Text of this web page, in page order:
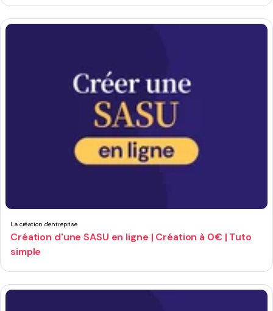
La création d'entreprise
Création d'une SASU en ligne | Création à 0€ | Tuto
simple